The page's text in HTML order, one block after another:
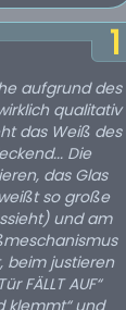
1
aufgrund des
qualitativ
das Weiß des
Die
das Glas
so große
und am
beim justieren
FÄLLT AUF“
klemmt“ und